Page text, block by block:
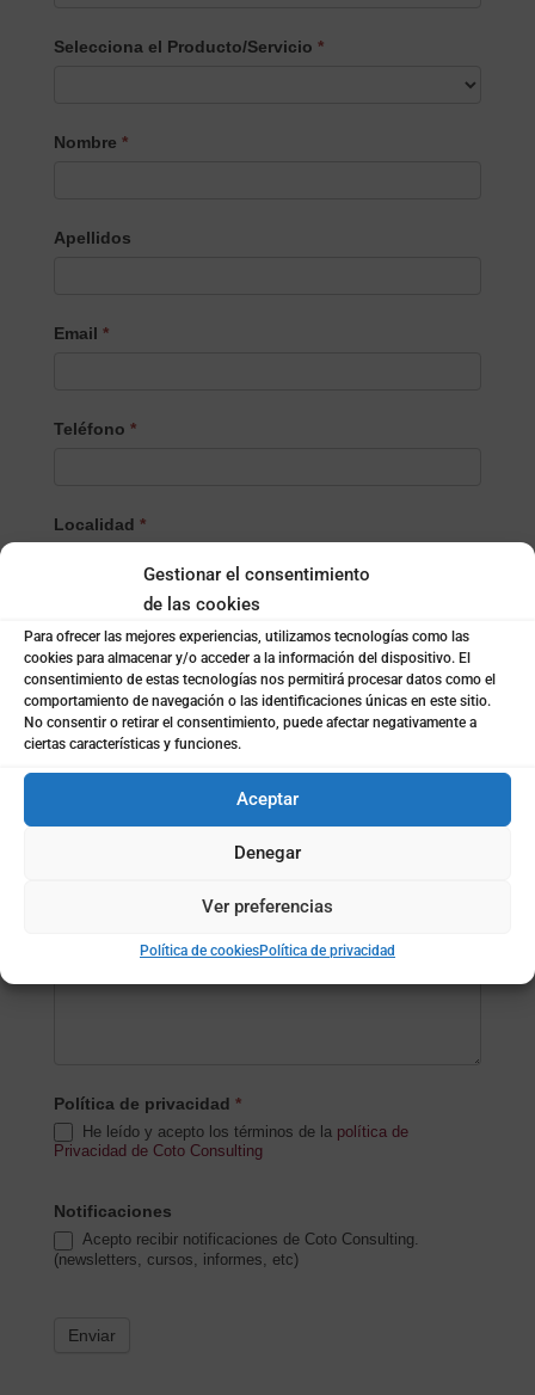
Gestionar el consentimiento
de las cookies
Para ofrecer las mejores experiencias, utilizamos tecnologías como las
cookies para almacenar y/o acceder a la información del dispositivo. El
consentimiento de estas tecnologías nos permitirá procesar datos como el
comportamiento de navegación o las identificaciones únicas en este sitio.
No consentir o retirar el consentimiento, puede afectar negativamente a
ciertas características y funciones.
Aceptar
Denegar
Ver preferencias
Política de cookiesPolítica de privacidad
Selecciona el Producto/Servicio *
el
Nombre *
Apellidos
Email *
Teléfono *
Localidad *
Empresa
Particular
Nombre de la empresa
Política de privacidad *
He leído y acepto los términos de la política de
Privacidad de Coto Consulting
Notificaciones
Acepto recibir notificaciones de Coto Consulting.
(newsletters, cursos, informes, etc)
Enviar